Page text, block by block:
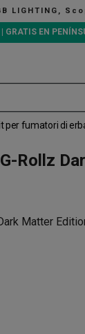
Scoprilo!
GRATIS EN
per fumatori di
Rollz